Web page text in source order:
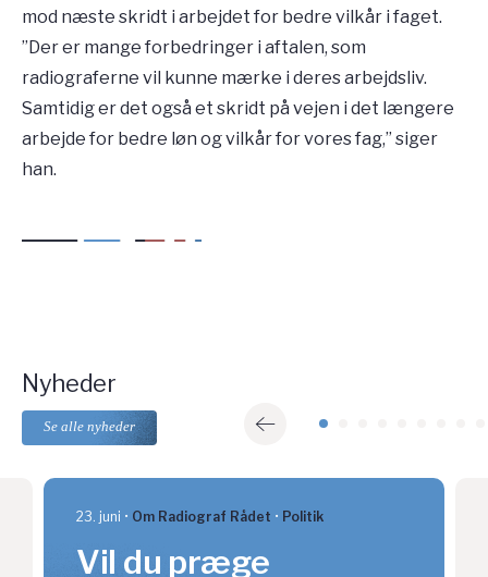
mod næste skridt i arbejdet for bedre vilkår i faget.
”Der er mange forbedringer i aftalen, som
radiograferne vil kunne mærke i deres arbejdsliv.
Samtidig er det også et skridt på vejen i det længere
arbejde for bedre løn og vilkår for vores fag,” siger
han.
Nyheder
Se alle nyheder
23. juni Om Radiograf Rådet Politik
Vil du præge